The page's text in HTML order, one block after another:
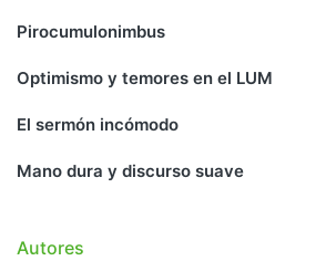
Pirocumulonimbus
Optimismo y temores en el LUM
El sermón incómodo
Mano dura y discurso suave
Autores